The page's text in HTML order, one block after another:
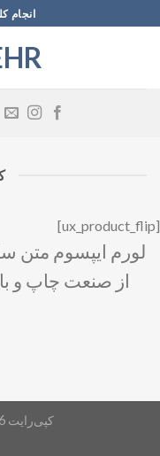
to
انجام
[ux_product_flip]
لورم ایپسوم متن
از صنعت چاپ و
کپی‌رایت 2026 ©